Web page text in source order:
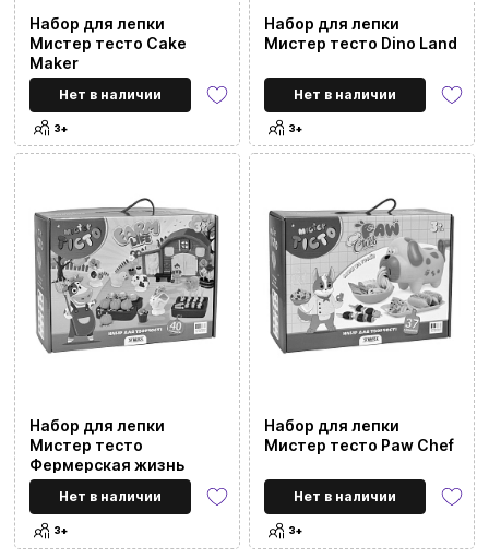
Набор для лепки
Мистер тесто Cake
Maker
Нет в наличии
3+
Набор для лепки
Мистер тесто Dino Land
Нет в наличии
3+
Набор для лепки
Мистер тесто
Фермерская жизнь
Нет в наличии
3+
Набор для лепки
Мистер тесто Paw Chef
Нет в наличии
3+